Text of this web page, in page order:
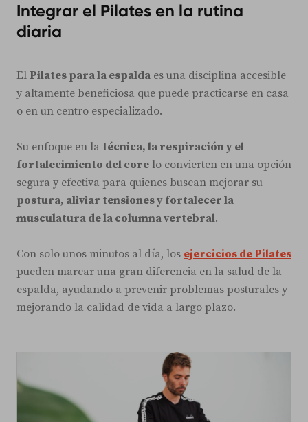
Integrar el Pilates en la rutina
diaria
El Pilates para la espalda es una disciplina accesible
y altamente beneficiosa que puede practicarse en casa
o en un centro especializado.
Su enfoque en la técnica, la respiración y el
fortalecimiento del core lo convierten en una opción
segura y efectiva para quienes buscan mejorar su
postura, aliviar tensiones y fortalecer la
musculatura de la columna vertebral.
Con solo unos minutos al día, los ejercicios de Pilates
pueden marcar una gran diferencia en la salud de la
espalda, ayudando a prevenir problemas posturales y
mejorando la calidad de vida a largo plazo.